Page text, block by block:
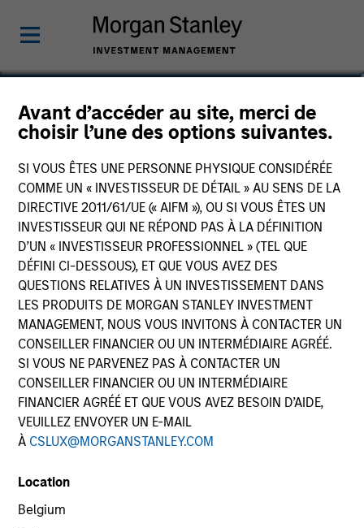
Avant d’accéder au site, merci de
choisir l’une des options suivantes.
SI VOUS ÊTES UNE PERSONNE PHYSIQUE CONSIDÉRÉE
COMME UN « INVESTISSEUR DE DÉTAIL » AU SENS DE LA
DIRECTIVE 2011/61/UE (« AIFM »), OU SI VOUS ÊTES UN
INVESTISSEUR QUI NE RÉPOND PAS À LA DÉFINITION
D’UN « INVESTISSEUR PROFESSIONNEL » (TEL QUE
DÉFINI CI-DESSOUS), ET QUE VOUS AVEZ DES
QUESTIONS RELATIVES À UN INVESTISSEMENT DANS
LES PRODUITS DE MORGAN STANLEY INVESTMENT
MANAGEMENT, NOUS VOUS INVITONS À CONTACTER UN
CONSEILLER FINANCIER OU UN INTERMÉDIAIRE AGRÉÉ.
SI VOUS NE PARVENEZ PAS À CONTACTER UN
CONSEILLER FINANCIER OU UN INTERMÉDIAIRE
FINANCIER AGRÉÉ ET QUE VOUS AVEZ BESOIN D’AIDE,
VEUILLEZ ENVOYER UN E-MAIL
À CSLUX@MORGANSTANLEY.COM
Location
Belgium
Justin Bourgette, CFA
Managing Director, Portfolio Manager